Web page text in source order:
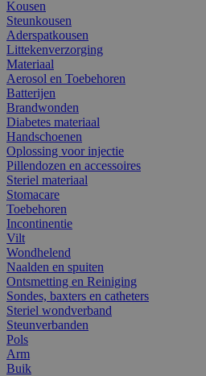
Kousen
Steunkousen
Aderspatkousen
Littekenverzorging
Materiaal
Aerosol en Toebehoren
Batterijen
Brandwonden
Diabetes materiaal
Handschoenen
Oplossing voor injectie
Pillendozen en accessoires
Steriel materiaal
Stomacare
Toebehoren
Incontinentie
Vilt
Wondhelend
Naalden en spuiten
Ontsmetting en Reiniging
Sondes, baxters en catheters
Steriel wondverband
Steunverbanden
Pols
Arm
Buik